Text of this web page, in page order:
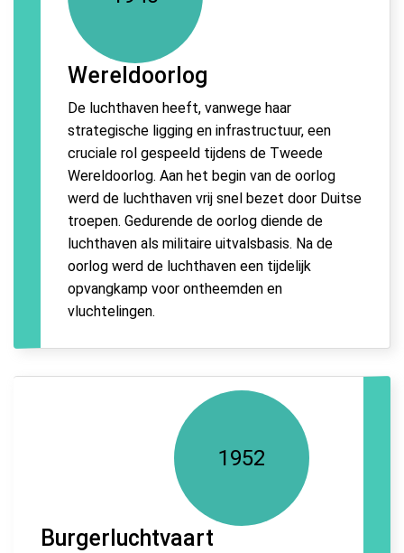
Wereldoorlog
De luchthaven heeft, vanwege haar
strategische ligging en infrastructuur, een
cruciale rol gespeeld tijdens de Tweede
Wereldoorlog. Aan het begin van de oorlog
werd de luchthaven vrij snel bezet door Duitse
troepen. Gedurende de oorlog diende de
luchthaven als militaire uitvalsbasis. Na de
oorlog werd de luchthaven een tijdelijk
opvangkamp voor ontheemden en
vluchtelingen.
1952
Burgerluchtvaart